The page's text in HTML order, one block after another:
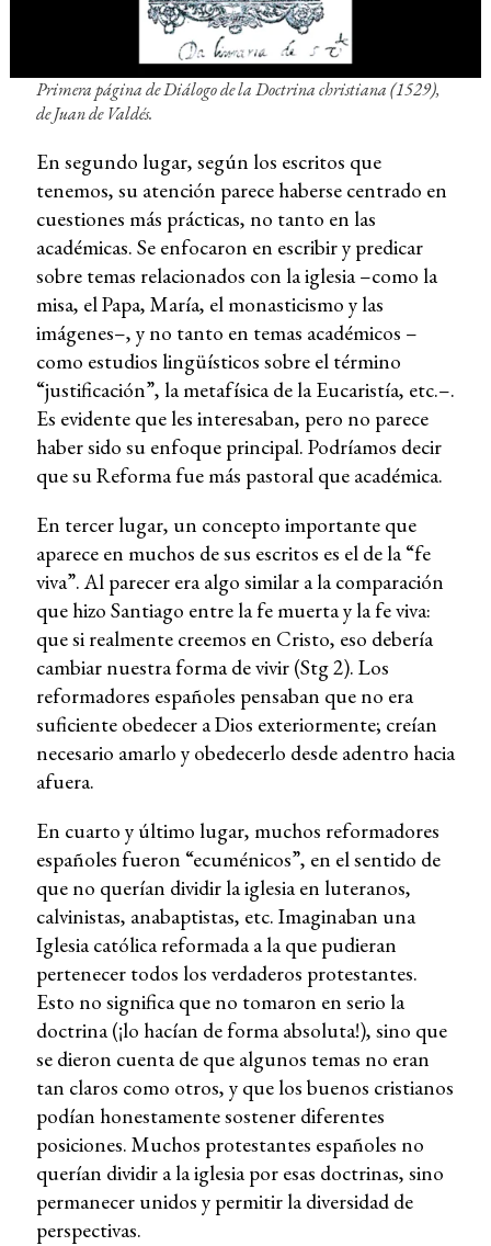
Primera página deDiálogo de la Doctrina christiana(1529),
de Juan de Valdés.
En segundo lugar, según los escritos que
tenemos, su atención parece haberse centrado en
cuestiones más prácticas, no tanto en las
académicas. Se enfocaron en escribir y predicar
sobre temas relacionados con la iglesia –como la
misa, el Papa, María, el monasticismo y las
imágenes–, y no tanto en temas académicos –
como estudios lingüísticos sobre el término
“justificación”, la metafísica de la Eucaristía, etc.–.
Es evidente que les interesaban, pero no parece
haber sido su enfoque principal. Podríamos decir
que su Reforma fue más pastoral que académica.
En tercer lugar, un concepto importante que
aparece en muchos de sus escritos es el de la “fe
viva”. Al parecer era algo similar a la comparación
que hizo Santiago entre la fe muerta y la fe viva:
que si realmente creemos en Cristo, eso debería
cambiar nuestra forma de vivir (Stg 2). Los
reformadores españoles pensaban que no era
suficiente obedecer a Dios exteriormente; creían
necesario amarlo y obedecerlo desde adentro hacia
afuera.
En cuarto y último lugar, muchos reformadores
españoles fueron “ecuménicos”, en el sentido de
que no querían dividir la iglesia en luteranos,
calvinistas, anabaptistas, etc. Imaginaban una
Iglesia católica reformada a la que pudieran
pertenecer todos los verdaderos protestantes.
Esto no significa que no tomaron en serio la
doctrina (¡lo hacían de forma absoluta!), sino que
se dieron cuenta de que algunos temas no eran
tan claros como otros, y que los buenos cristianos
podían honestamente sostener diferentes
posiciones. Muchos protestantes españoles no
querían dividir a la iglesia por esas doctrinas, sino
permanecer unidos y permitir la diversidad de
perspectivas.